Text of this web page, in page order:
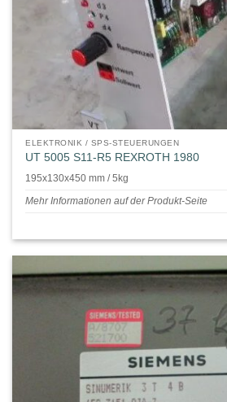
ELEKTRONIK / SPS-STEUERUNGEN
UT 5005 S11-R5 REXROTH 1980
195x130x450 mm / 5kg
Mehr Informationen auf der Produkt-Seite